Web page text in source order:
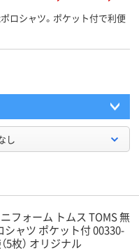
ロシャツ。ポケット付で利便
し
フォーム トムス TOMS 無
シャツ ポケット付 00330-
5枚） オリジナル